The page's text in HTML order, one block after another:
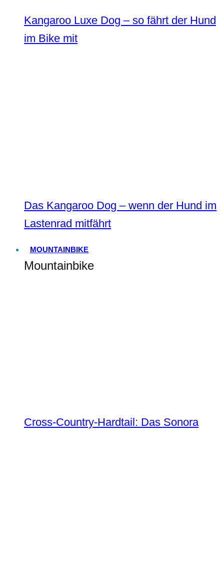
Kangaroo Luxe Dog – so fährt der Hund
im Bike mit
Das Kangaroo Dog – wenn der Hund im
Lastenrad mitfährt
MOUNTAINBIKE
Mountainbike
Cross-Country-Hardtail: Das Sonora